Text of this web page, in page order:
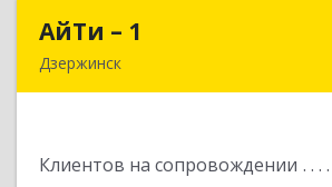
АйТи – 1
Дзержинск
Клиентов на сопровождении